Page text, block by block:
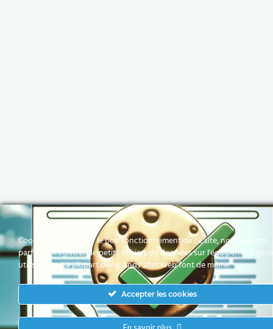
Cookies Pour assurer le bon fonctionnement de ce site, nous devons
parfois enregistrer de petits fichiers de données sur l'équipement de
utilisateurs. La plupart des grands sites web font de même.
Accepter les cookies